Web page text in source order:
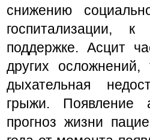
снижению
госпитализации, к
поддержке. Асцит
других
дыхательная
грыжи. Появление
прогноз жизни